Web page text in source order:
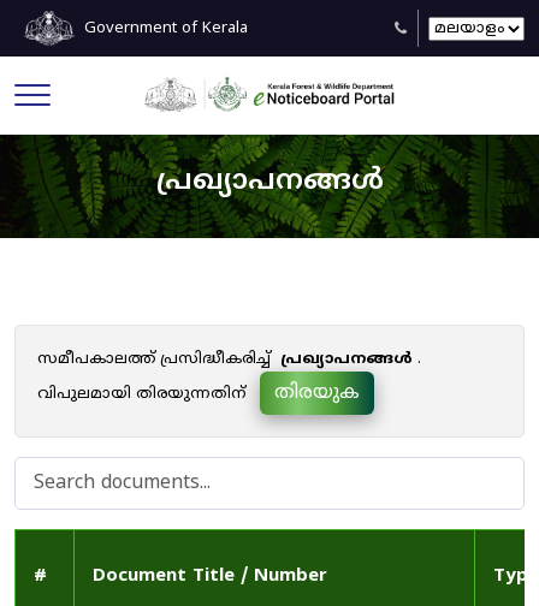
Government of Kerala
പ്രഖ്യാപനങ്ങൾ
സമീപകാലത്ത് പ്രസിദ്ധീകരിച്ച് പ്രഖ്യാപനങ്ങൾ .
വിപുലമായി തിരയുന്നതിന്
തിരയുക
# Document Title / Number Type